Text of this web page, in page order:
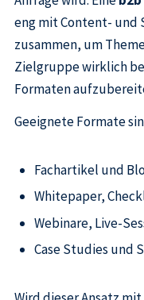
eng mit Content- und
zusammen, um
Zielgruppe wirklich
Formaten
Geeignete Formate
Fachartikel und
Whitepaper,
Webinare, Live-
Case Studies und